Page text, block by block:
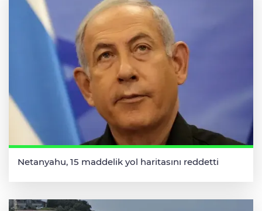
Netanyahu, 15 maddelik yol haritasını reddetti